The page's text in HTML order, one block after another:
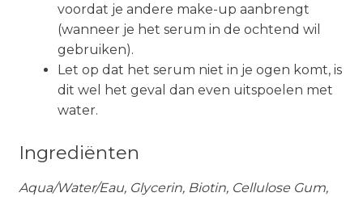
voordat je andere make-up aanbrengt
(wanneer je het serum in de ochtend wil
gebruiken).
Let op dat het serum niet in je ogen komt, is
dit wel het geval dan even uitspoelen met
water.
Ingrediënten
Aqua/Water/Eau, Glycerin, Biotin, Cellulose Gum,